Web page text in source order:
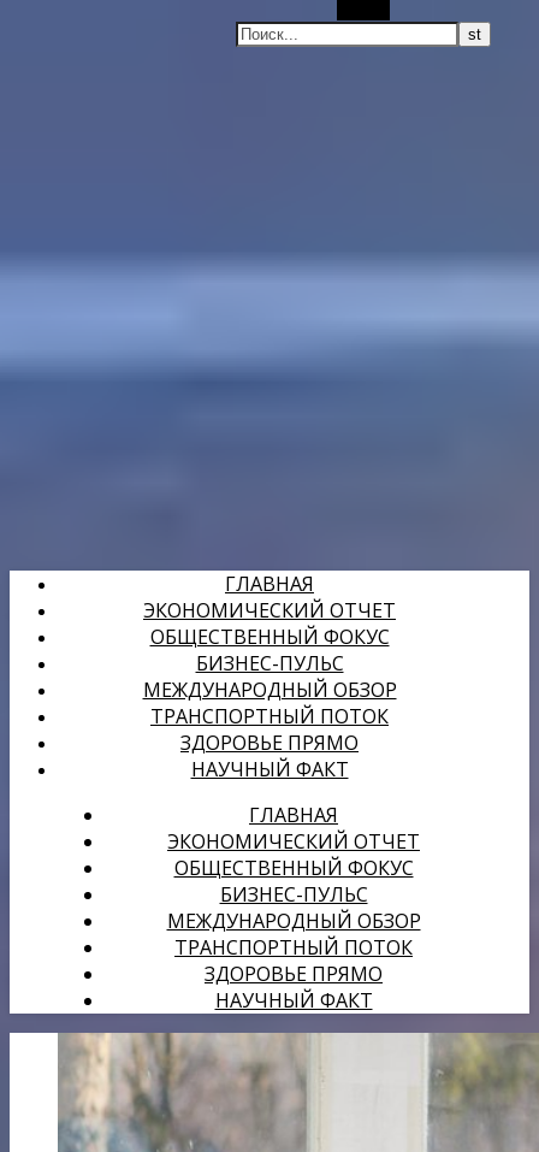
ГЛАВНАЯ
ЭКОНОМИЧЕСКИЙ ОТЧЕТ
ОБЩЕСТВЕННЫЙ ФОКУС
БИЗНЕС-ПУЛЬС
МЕЖДУНАРОДНЫЙ ОБЗОР
ТРАНСПОРТНЫЙ ПОТОК
ЗДОРОВЬЕ ПРЯМО
НАУЧНЫЙ ФАКТ
ГЛАВНАЯ
ЭКОНОМИЧЕСКИЙ ОТЧЕТ
ОБЩЕСТВЕННЫЙ ФОКУС
БИЗНЕС-ПУЛЬС
МЕЖДУНАРОДНЫЙ ОБЗОР
ТРАНСПОРТНЫЙ ПОТОК
ЗДОРОВЬЕ ПРЯМО
НАУЧНЫЙ ФАКТ